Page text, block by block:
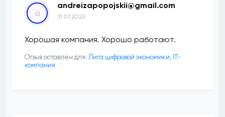
a
andreizapopojskii@gmail.com
31.07.2026
Хорошая компания. Хорошо работают.
Отзыв оставлен для: Лига цифровой экономики, IT-
компания